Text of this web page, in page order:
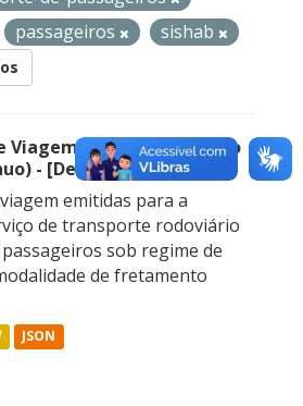
passageiros sishab
Viagem Nacional – Serviço
- [Descontinuado]
emitidas para a
de transporte rodoviário
sob regime de
de fretamento
JSON